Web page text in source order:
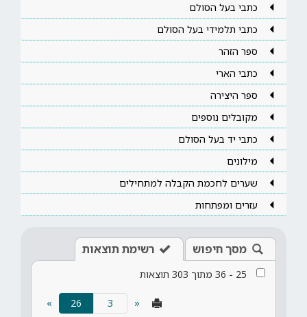
כתבי בעל הסולם
כתבי תלמידי בעל הסולם
ספר הזהר
כתבי הארי
ספר היצירה
מקובלים נוספים
כתבי יד בעל הסולם
מילונים
שערים לחכמת הקבלה למתחילים
עזרים ומפתחות
מסך חיפוש רשימת תוצאות
25
-
36 מתוך 303 תוצאות
«
26
»